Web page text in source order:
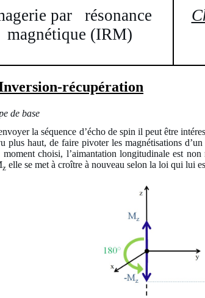
par résonance
magnétique (IRM)
récupération
de base
la séquence d’écho de spin il peut être
plus haut, de faire pivoter les magnétisations
choisi, l’aimantation longitudinale est
z elle se met à croître à nouveau selon la loi qui lui